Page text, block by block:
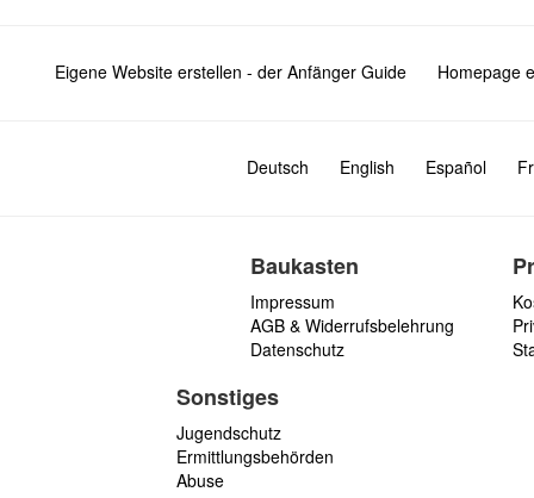
Eigene Website erstellen - der Anfänger Guide Homepage
Deutsch English Español
Baukasten
Impressum
AGB & Widerrufsbelehrung
Datenschutz
Sonstiges
Jugendschutz
Ermittlungsbehörden
Abuse